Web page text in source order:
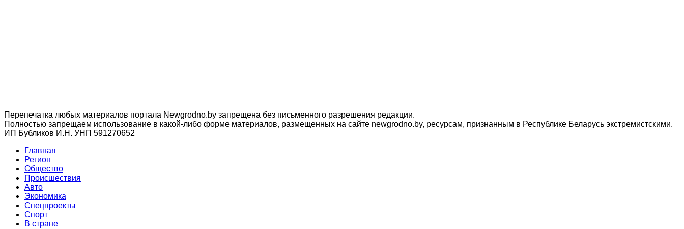
Перепечатка любых материалов портала Newgrodno.by запрещена без письменного разрешения редакции.
Полностью запрещаем использование в какой-либо форме материалов, размещенных на сайте newgrodno.by, ресурсам, признанным в Республике Беларусь экстремистскими.
ИП Бубликов И.Н. УНП 591270652
Главная
Регион
Общество
Происшествия
Авто
Экономика
Спецпроекты
Cпорт
В стране